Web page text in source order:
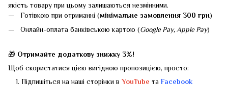
якість товару при цьому залишаються незмінними.
Готівкою при отриманні (мінімальне замовлення 300 грн)
Онлайн-оплата банківською картою (Google Pay, Apple Pay)
🎁 Отримайте додаткову знижку 3%!
Щоб скористатися цією вигідною пропозицією, просто:
Підпишіться на наші сторінки вYouTube та Facebook